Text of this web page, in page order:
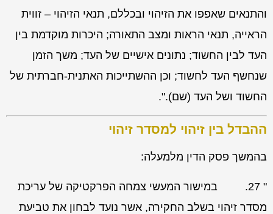
והתנאים שאפפו את הזיהוי ובכללם, תנאי הזיהוי – זווית
הראייה, תנאי הראות ומצב התאורה; היכרות מוקדמת בין
העד לבין החשוד; נתונים אישיים של העד; משך הזמן
שנחשף העד לחשוד; וכן ההשתייכות האתנית-חברתית של
החשוד ושל העד (שם).".
ההבדל בין זיהוי למסדר זיהוי
בהמשך פסק הדין מלמעלה:
" 27.
במישור המעשי צמחה הפרקטיקה של עריכת
מסדר זיהוי בשלב החקירה, אשר נועד לבחון את טביעת